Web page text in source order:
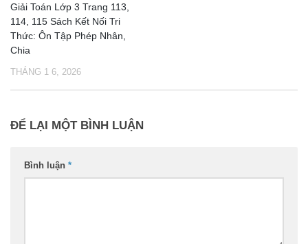
Giải Toán Lớp 3 Trang 113,
114, 115 Sách Kết Nối Tri
Thức: Ôn Tập Phép Nhân,
Chia
THÁNG 1 6, 2026
ĐỂ LẠI MỘT BÌNH LUẬN
Bình luận *